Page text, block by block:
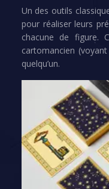
Un des outils
pour réaliser leurs
chacune de figure.
cartomancien
quelqu’un.